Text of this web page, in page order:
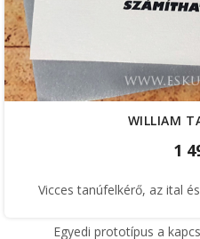
WILLIAM
1
Vicces tanúfelkérő, az ital
Egyedi prototípus a